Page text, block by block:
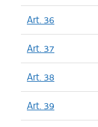
Art. 36
Art. 37
Art. 38
Art. 39